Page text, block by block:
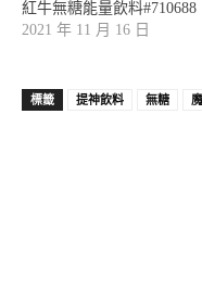
紅牛無糖能量飲料#710688
2021 年 11 月 16 日
標籤 提神飲料 無糖